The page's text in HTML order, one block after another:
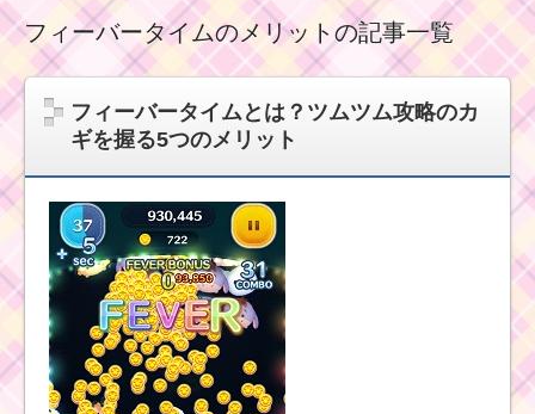
法
と
遊
び
フィーバータイムのメリットの記事一覧
フィーバータイムとは？ツムツム攻略のカ
ギを握る5つのメリット